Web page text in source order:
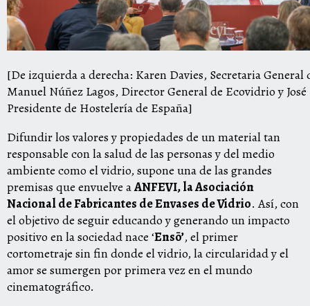
[De izquierda a derecha: Karen Davies, Secretaria General
Manuel Núñez Lagos, Director General de Ecovidrio y José
Presidente de Hostelería de España]
Difundir los valores y propiedades de un material tan
responsable con la salud de las personas y del medio
ambiente como el vidrio, supone una de las grandes
premisas que envuelve aANFEVI, la Asociación
Nacional de Fabricantes de Envases de Vidrio. Así, con
el objetivo de seguir educando y generando un impacto
positivo en la sociedad nace ‘Ensō’, el primer
cortometraje sin fin donde el vidrio, la circularidad y el
amor se sumergen por primera vez en el mundo
cinematográfico.